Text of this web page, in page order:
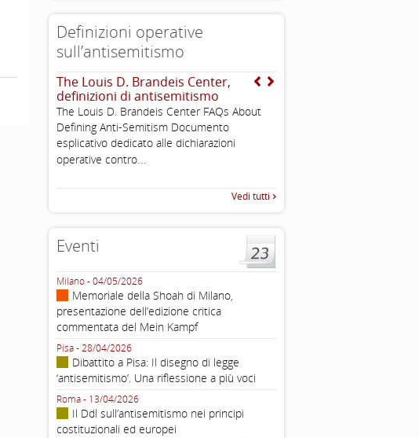
Definizioni operative
sull’antisemitismo
The Louis D. Brandeis Center,
definizioni di antisemitismo
The Louis D. Brandeis Center FAQs About
Defining Anti-Semitism Documento
esplicativo dedicato alle dichiarazioni
operative contro...
Vedi tutti
Eventi
Milano - 04/05/2026
Memoriale della Shoah di Milano,
presentazione dell’edizione critica
commentata del Mein Kampf
Pisa - 28/04/2026
Dibattito a Pisa: Il disegno di legge
‘antisemitismo’. Una riflessione a più voci
Roma - 13/04/2026
Il Ddl sull’antisemitismo nei principi
costituzionali ed europei